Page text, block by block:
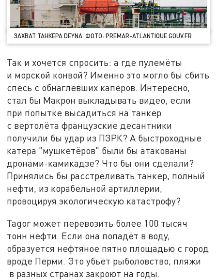
ЗАХВАТ ТАНКЕРА DEYNA. ФОТО: PREMAR-ATLANTIQUE.GOUV.FR
Так и хочется спросить: а где пулемёты
и морской конвой? Именно это могло бы сбить
спесь с обнаглевших каперов. Интересно,
стал бы Макрон выкладывать видео, если
при попытке высадиться на танкер
с вертолёта французские десантники
получили бы удар из ПЗРК? А быстроходные
катера "мушкетёров" были бы атакованы
дронами-камикадзе? Что бы они сделали?
Принялись бы расстреливать танкер, полный
нефти, из корабельной артиллерии,
провоцируя экологическую катастрофу?
Tagor может перевозить более 100 тысяч
тонн нефти. Если она попадёт в воду,
образуется нефтяное пятно площадью с город
вроде Перми. Это убьёт рыболовство, пляжи
в разных странах закроют на годы.